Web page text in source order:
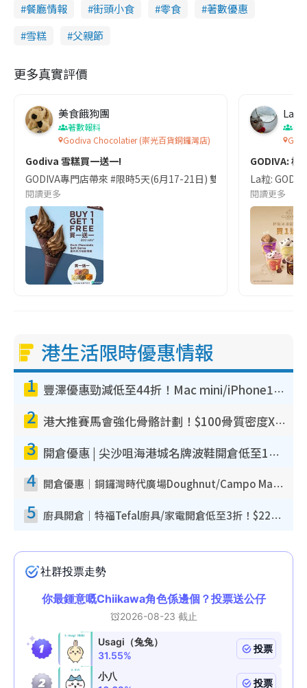
餐廳情報
街頭小食 零食
著數優惠
雪糕
父親節
更多真實評價
美食餓狗團
著數報料
Godiva Chocolatier (崇光百貨銅鑼灣店)
Godiva 雪糕買一送一!
GODIVA專門店帶來 #限時5天(6月17-21日) 雙重甜蜜禮遇💕,為
閱讀更多
La粒
著
GODIVA: 杯
La粒:
閱讀更多
港生活限時優惠情報
1 豐澤優惠勁減低至44折！Mac mini/iPhone17Pro大減價！廚房家電$220起
2 港大推賽馬會強化骨骼計劃！$100骨質密度X光檢查 完成免費運動訓練送超市禮券！附參加資格
3 開倉優惠 | 尖沙咀海港城名牌波鞋開倉低至1折！On鞋$899起／Joy&Peace鞋履$98起
4 開倉優惠｜銅鑼灣時代廣場Doughnut/Campo Marzio開倉低至1折！背囊、書包、手袋劈價$200起
5 廚具開倉｜特福Tefal廚具/家電開倉低至3折！$220起買平底鍋/炒鑊/湯煲！電飯煲/吸塵機/燙斗$418起